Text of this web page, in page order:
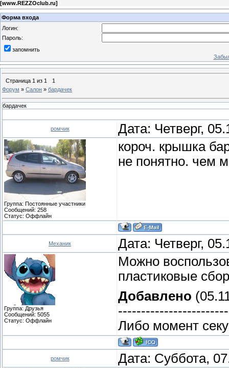
[www.REZZOclub.ru]
Форма входа
Логин:
Пароль:
запомнить
Страница 1 из 1
1
Форум » Салон » бардачек
бардачек
ромчик Дата: Четверг,
Группа: Постоянные участники
Сообщений: 258
Статус: Оффлайн
короч. крышка
не понятно. чем
Механик Дата: Четверг,
Группа: Друзья
Сообщений: 5055
Статус: Оффлайн
Можно
пластиковые
Добавлено
Либо момент
ромчик Дата: Суббота,